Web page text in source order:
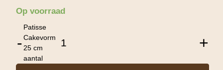
Op voorraad
-
Patisse
Cakevorm
25 cm
aantal
+